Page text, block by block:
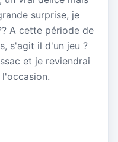
surprise, je
A cette période de
s'agit il d'un jeu ?
et je reviendrai